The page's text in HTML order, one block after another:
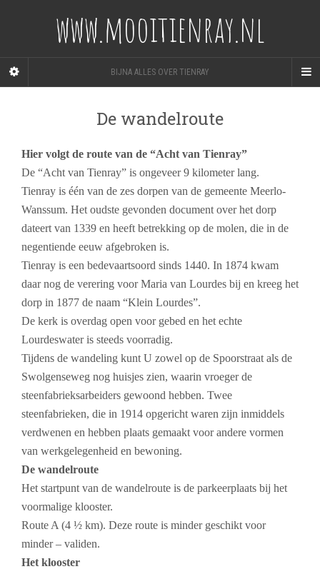
www.mooitienray.nl
BIJNA ALLES OVER TIENRAY
De wandelroute
Hier volgt de route van de “Acht van Tienray”
De “Acht van Tienray” is ongeveer 9 kilometer lang.
Tienray is één van de zes dorpen van de gemeente Meerlo-
Wanssum. Het oudste gevonden document over het dorp
dateert van 1339 en heeft betrekking op de molen, die in de
negentiende eeuw afgebroken is.
Tienray is een bedevaartsoord sinds 1440. In 1874 kwam
daar nog de verering voor Maria van Lourdes bij en kreeg het
dorp in 1877 de naam “Klein Lourdes”.
De kerk is overdag open voor gebed en het echte
Lourdeswater is steeds voorradig.
Tijdens de wandeling kunt U zowel op de Spoorstraat als de
Swolgenseweg nog huisjes zien, waarin vroeger de
steenfabrieksarbeiders gewoond hebben. Twee
steenfabrieken, die in 1914 opgericht waren zijn inmiddels
verdwenen en hebben plaats gemaakt voor andere vormen
van werkgelegenheid en bewoning.
De wandelroute
Het startpunt van de wandelroute is de parkeerplaats bij het
voormalige klooster.
Route A (4 ½ km). Deze route is minder geschikt voor
minder – validen.
Het klooster